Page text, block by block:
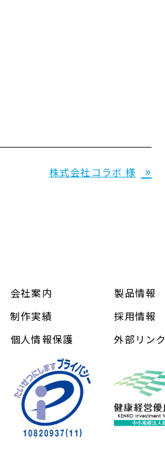
株式会社コラボ 様 »
会社案内 製品情報
制作実績
採用情報
個人情報保護
外部リンク